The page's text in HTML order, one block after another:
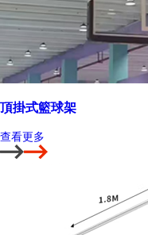
頂掛式籃球架
查看更多